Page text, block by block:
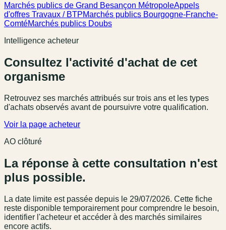
Marchés publics de Grand Besançon MétropoleAppels
d'offres Travaux / BTPMarchés publics Bourgogne-Franche-
ComtéMarchés publics Doubs
Intelligence acheteur
Consultez l'activité d'achat de cet
organisme
Retrouvez ses marchés attribués sur trois ans et les types
d'achats observés avant de poursuivre votre qualification.
Voir la page acheteur
AO clôturé
La réponse à cette consultation n'est
plus possible.
La date limite est passée depuis le 29/07/2026. Cette fiche
reste disponible temporairement pour comprendre le besoin,
identifier l'acheteur et accéder à des marchés similaires
encore actifs.